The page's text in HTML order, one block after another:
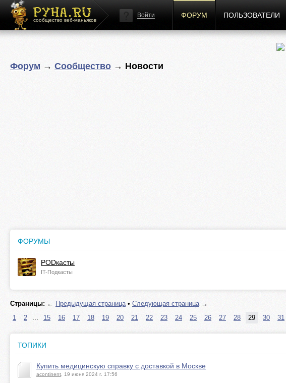
сообщество веб-маньяков
Войти ФОРУМ ПОЛЬЗОВАТЕЛИ
Форум → Сообщество → Новости
ФОРУМЫ
PODкасты
IT-Подкасты
Страницы: ← Предыдущая страница• Следующая страница→
1
2 ... 15 16 17 18 19 20 21 22 23 24 25 26 27 28 29 30 31
ТОПИКИ
Купить медицинскую справку с доставкой в Москве
acontinent , 19 июня 2024 г. 17:56